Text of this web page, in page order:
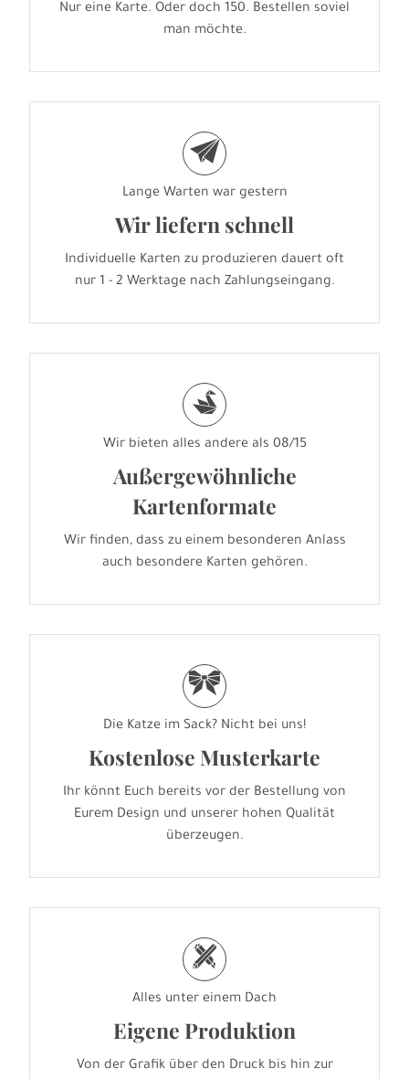
Nur eine Karte. Oder doch 150. Bestellen soviel
man möchte.
e
Lange Warten war gestern
Wir liefern schnell
Individuelle Karten zu produzieren dauert oft
nur 1 - 2 Werktage nach Zahlungseingang.
s
Wir bieten alles andere als 08/15
Außergewöhnliche
Kartenformate
Wir finden, dass zu einem besonderen Anlass
auch besondere Karten gehören.
r
Die Katze im Sack? Nicht bei uns!
Kostenlose Musterkarte
Ihr könnt Euch bereits vor der Bestellung von
Eurem Design und unserer hohen Qualität
überzeugen.
h
Alles unter einem Dach
Eigene Produktion
Von der Grafik über den Druck bis hin zur